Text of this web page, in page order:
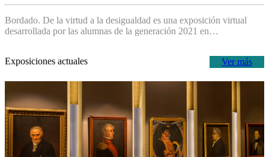
Bordado. De la virtud a la desigualdad es una exposición virtual
desarrollada por las alumnas de la generación 2021 en…
Ver más
Exposiciones actuales